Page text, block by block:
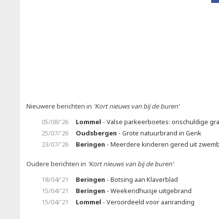
Nieuwere berichten in 'Kort nieuws van bij de buren'
05/08/'26
Lommel - Valse parkeerboetes: onschuldige
25/07/'26
Oudsbergen - Grote natuurbrand in Genk
23/07/'26
Beringen - Meerdere kinderen gered uit
Oudere berichten in 'Kort nieuws van bij de buren'
18/04/'21
Beringen - Botsing aan Klaverblad
15/04/'21
Beringen - Weekendhuisje uitgebrand
15/04/'21
Lommel - Veroordeeld voor aanranding